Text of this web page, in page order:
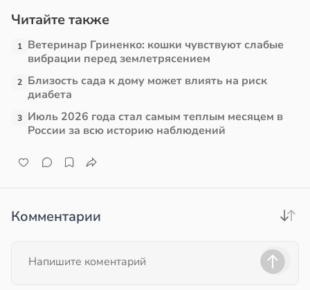
Читайте также
1 Ветеринар Гриненко: кошки чувствуют слабые
вибрации перед землетрясением
2 Близость сада к дому может влиять на риск
диабета
3 Июль 2026 года стал самым теплым месяцем в
России за всю историю наблюдений
Комментарии